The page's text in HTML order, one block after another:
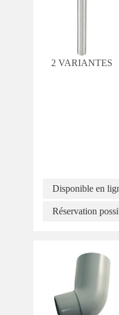
2 VARIANTES
Disponible en
Réservation